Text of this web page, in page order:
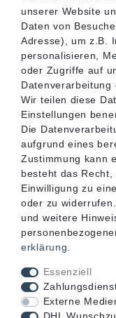
SERVICE
KONTAKT
unserer Website
Daten von
Adresse), um z.B.
personalisieren,
oder Zugriffe auf
Datenverarbeitung
Wir teilen diese
Einstellungen
Die
aufgrund eines
Zustimmung kann
besteht das
Einwilligung zu
oder zu
und weitere
erklärung
Essenziell
Externe